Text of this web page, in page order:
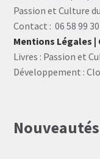
Passion et Culture
Contact : 06 58 99
Mentions Légales |
Livres : Passion et
Développement :
Nouveautés